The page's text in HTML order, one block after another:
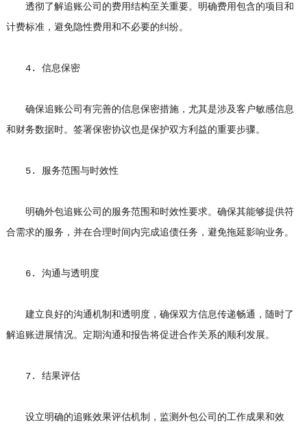
透彻了解追账公司的费用结构至关重要。明确费用包含的项目和
计费标准，避免隐性费用和不必要的纠纷。
4. 信息保密
确保追账公司有完善的信息保密措施，尤其是涉及客户敏感信息
和财务数据时。签署保密协议也是保护双方利益的重要步骤。
5. 服务范围与时效性
明确外包追账公司的服务范围和时效性要求。确保其能够提供符
合需求的服务，并在合理时间内完成追债任务，避免拖延影响业务。
6. 沟通与透明度
建立良好的沟通机制和透明度，确保双方信息传递畅通，随时了
解追账进展情况。定期沟通和报告将促进合作关系的顺利发展。
7. 结果评估
设立明确的追账效果评估机制，监测外包公司的工作成果和效